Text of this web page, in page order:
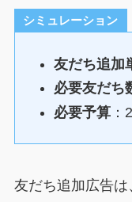
シミュレーション
友だち追加
必要友だち
必要予算
友だち追加広告